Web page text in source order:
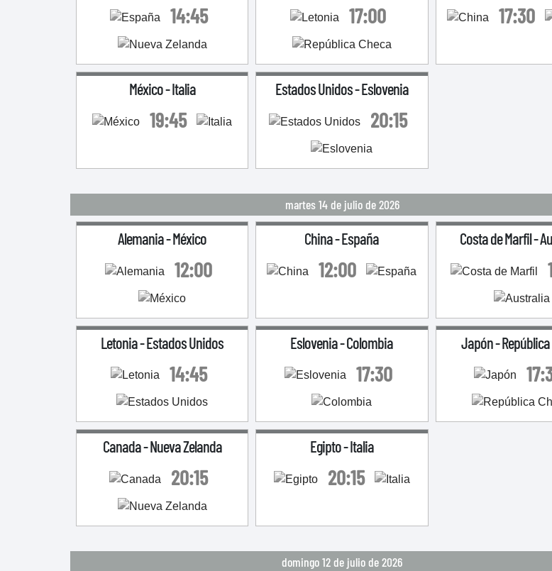
14:45 17:00 17:30
México-Italia
19:45
Estados Unidos-Eslovenia
20:15
martes 14 de julio de 2026
Alemania-México
12:00
China-España
12:00
Costa de Marfil-
Letonia-Estados Unidos
14:45
Eslovenia-Colombia
17:30
Japón-
Canada-Nueva Zelanda
20:15
Egipto-Italia
20:15
domingo 12 de julio de 2026